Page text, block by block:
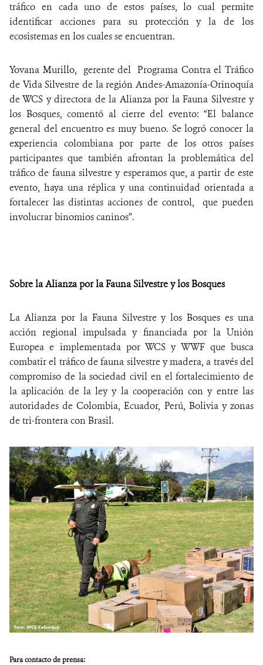
tráfico en cada uno de estos países, lo cual permite
identificar acciones para su protección y la de los
ecosistemas en los cuales se encuentran.
Yovana Murillo, gerente del Programa Contra el Tráfico
de Vida Silvestre de la región Andes-Amazonía-Orinoquía
de WCS y directora de la Alianza por la Fauna Silvestre y
los Bosques, comentó al cierre del evento: “El balance
general del encuentro es muy bueno. Se logró conocer la
experiencia colombiana por parte de los otros países
participantes que también afrontan la problemática del
tráfico de fauna silvestre y esperamos que, a partir de este
evento, haya una réplica y una continuidad orientada a
fortalecer las distintas acciones de control, que pueden
involucrar binomios caninos”.
Sobre la Alianza por la Fauna Silvestre y los Bosques
La Alianza por la Fauna Silvestre y los Bosques es una
acción regional impulsada y financiada por la Unión
Europea e implementada por WCS y WWF que busca
combatir el tráfico de fauna silvestre y madera, a través del
compromiso de la sociedad civil en el fortalecimiento de
la aplicación de la ley y la cooperación con y entre las
autoridades de Colombia, Ecuador, Perú, Bolivia y zonas
de tri-frontera con Brasil.
Para contacto de prensa: